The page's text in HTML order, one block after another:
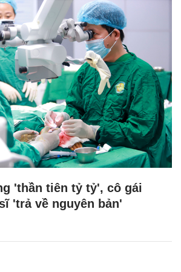
'thần tiên tỷ tỷ', cô gái
'trả về nguyên bản'